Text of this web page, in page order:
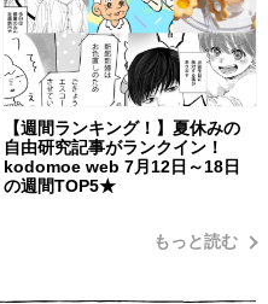
【週間ランキング！】夏休みの
自由研究記事がランクイン！
kodomoe web 7月12日～18日
の週間TOP5★
もっと読む